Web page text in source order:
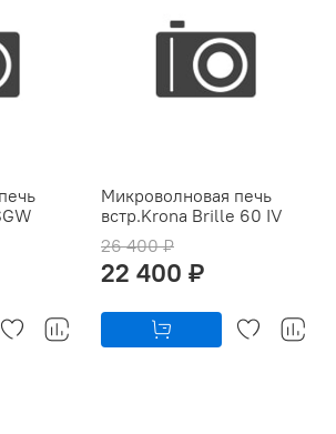
Микроволновая печь
встр.Krona Brille 60 IV
26 400 ₽
22 400 ₽